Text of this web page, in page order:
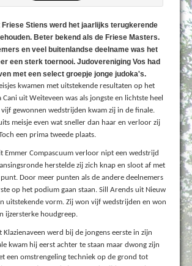
Friese Stiens werd het jaarlijks terugkerende
Beter bekend als de Friese Masters.
en veel buitenlandse deelname was het
een sterk toernooi. Judovereniging Vos had
met een select groepje jonge judoka's.
kwamen met uitstekende resultaten op het
uit Weiteveen was als jongste en lichtste heel
vijf gewonnen wedstrijden kwam zij in de finale.
meisje even wat sneller dan haar en verloor zij
een prima tweede plaats.
Emmer Compascuum verloor nipt een wedstrijd
herstelde zij zich knap en sloot af met
Door meer punten als de andere deelnemers
op het podium gaan staan. Sill Arends uit Nieuw
uitstekende vorm. Zij won vijf wedstrijden en won
ijzersterke houdgreep.
Klazienaveen werd bij de jongens eerste in zijn
kwam hij eerst achter te staan maar dwong zijn
een omstrengeling techniek op de grond tot